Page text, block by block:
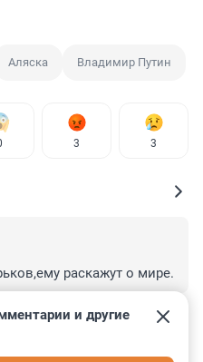
Аляска Владимир Путин
3 3
раскажут о мире.
–0
и другие